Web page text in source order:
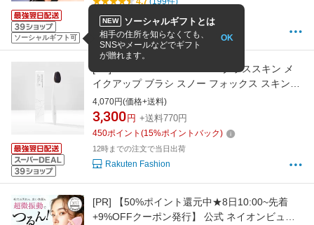
ソーシャルギフト可
い線 筋膜リリース 小顔 引き上げ ハリ 頭皮 デ
コルテ
12:00までの注文で 最短8/9(翌日) お届け
MYTREX 公式ストア 楽天市場店
[PR]
SNOW FOX SKINCARE グラススキン メ
イクアップ ブラシ スノー フォックス スキンケ
ア メイク道具・美容器具 メイクブラシ
4,070円(価格+送料)
3,300 円 +送料770円
450ポイント (15%ポイントバック)
12時までの注文で当日出荷
Rakuten Fashion
[PR]
【50%ポイント還元中★8日10:00~先着
+9%OFFクーポン発行】 公式 ネイオンビュー
NEW ソーシャルギフトとは
相手の住所を知らなくても、
SNSやメールなどでギフト
が贈れます。
OK